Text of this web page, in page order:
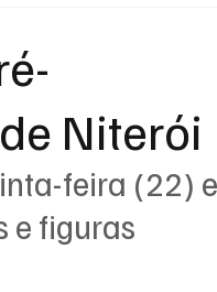
Zona Norte
Informação
Niterói
feira (22) e
e figuras